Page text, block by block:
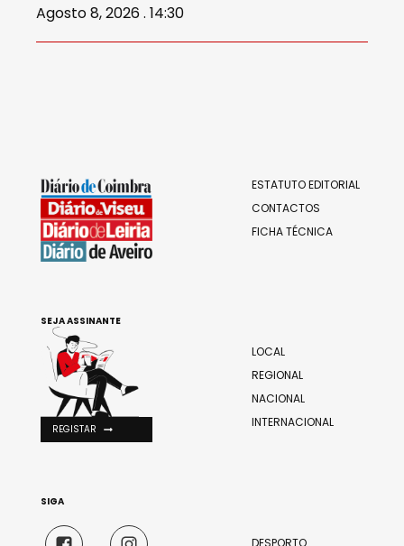
Agosto 8, 2026 . 14:30
ESTATUTO EDITORIAL
CONTACTOS
FICHA TÉCNICA
LOCAL
REGIONAL
NACIONAL
INTERNACIONAL
DESPORTO
SEJA ASSINANTE
REGISTAR
SIGA